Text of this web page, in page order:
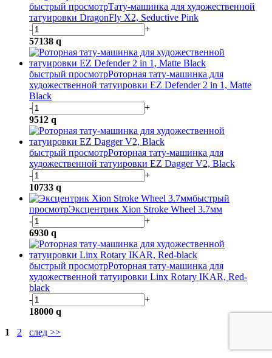
быстрый просмотрТату-машинка для художественной
татуировки DragonFly X2, Seductive Pink
-
+
57138 q
быстрый просмотрРоторная тату-машинка для
художественной татуировки EZ Defender 2 in 1, Matte
Black
-
+
9512 q
быстрый просмотрРоторная тату-машинка для
художественной татуировки EZ Dagger V2, Black
-
+
10733 q
быстрый
просмотрЭксцентрик Xion Stroke Wheel 3.7мм
-
+
6930 q
быстрый просмотрРоторная тату-машинка для
художественной татуировки Linx Rotary IKAR, Red-
black
-
+
18000 q
1
2 след >>